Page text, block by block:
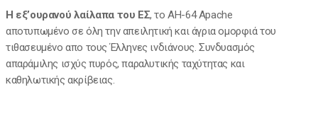
Η εξ’ουρανού λαίλαπα του ΕΣ, το AH-64 Apache
αποτυπωμένο σε όλη την απειλητική και άγρια ομορφιά του
τιθασευμένο απο τους Έλληνες ινδιάνους. Συνδυασμός
απαράμιλης ισχύς πυρός, παραλυτικής ταχύτητας και
καθηλωτικής ακρίβειας.